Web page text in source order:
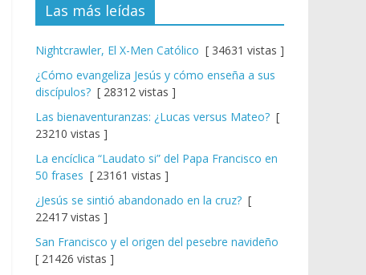
Las más leídas
Nightcrawler, El X-Men Católico [ 34631 vistas ]
¿Cómo evangeliza Jesús y cómo enseña a sus
discípulos? [ 28312 vistas ]
Las bienaventuranzas: ¿Lucas versus Mateo? [
23210 vistas ]
La encíclica “Laudato si” del Papa Francisco en
50 frases [ 23161 vistas ]
¿Jesús se sintió abandonado en la cruz? [
22417 vistas ]
San Francisco y el origen del pesebre navideño
[ 21426 vistas ]